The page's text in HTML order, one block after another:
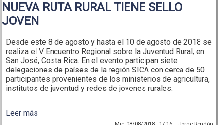
NUEVA RUTA RURAL TIENE SELLO
JOVEN
Desde este 8 de agosto y hasta el 10 de agosto de 2018 se
realiza el V Encuentro Regional sobre la Juventud Rural, en
San José, Costa Rica. En el evento participan siete
delegaciones de países de la región SICA con cerca de 50
participantes provenientes de los ministerios de agricultura,
institutos de juventud y redes de jovenes rurales.
Leer más